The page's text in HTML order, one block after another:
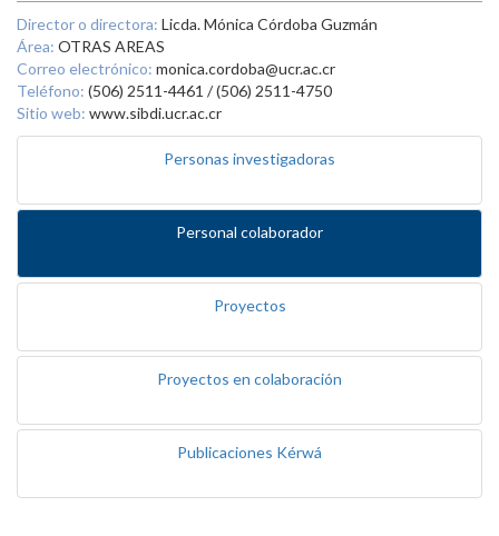
Director o directora: Licda. Mónica Córdoba Guzmán
Área: OTRAS AREAS
Correo electrónico: monica.cordoba@ucr.ac.cr
Teléfono: (506) 2511-4461 / (506) 2511-4750
Sitio web: www.sibdi.ucr.ac.cr
Personas investigadoras
Personal colaborador
Proyectos
Proyectos en colaboración
Publicaciones Kérwá